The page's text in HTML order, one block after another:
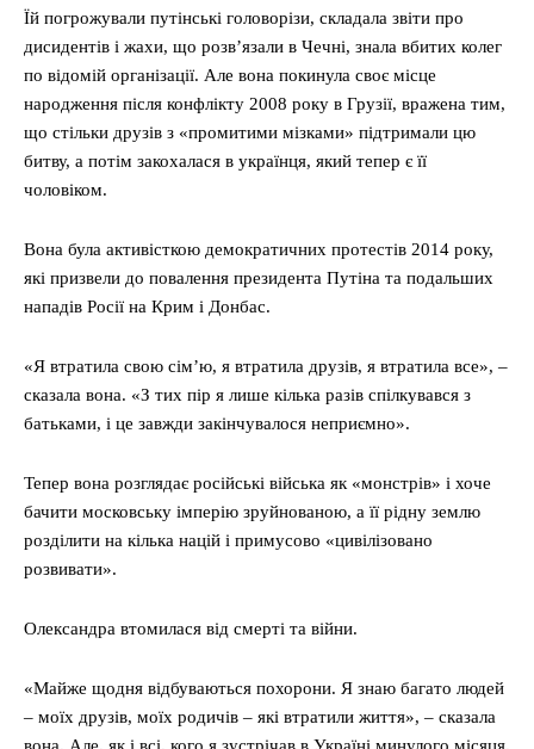
Їй погрожували путінські головорізи, складала звіти про
дисидентів і жахи, що розв’язали в Чечні, знала вбитих колег
по відомій організації. Але вона покинула своє місце
народження після конфлікту 2008 року в Грузії, вражена тим,
що стільки друзів з «промитими мізками» підтримали цю
битву, а потім закохалася в українця, який тепер є її
чоловіком.
Вона була активісткою демократичних протестів 2014 року,
які призвели до повалення президента Путіна та подальших
нападів Росії на Крим і Донбас.
«Я втратила свою сім’ю, я втратила друзів, я втратила все», –
сказала вона. «З тих пір я лише кілька разів спілкувався з
батьками, і це завжди закінчувалося неприємно».
Тепер вона розглядає російські війська як «монстрів» і хоче
бачити московську імперію зруйнованою, а її рідну землю
розділити на кілька націй і примусово «цивілізовано
розвивати».
Олександра втомилася від смерті та війни.
«Майже щодня відбуваються похорони. Я знаю багато людей
– моїх друзів, моїх родичів – які втратили життя», – сказала